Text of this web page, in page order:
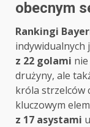
obecnym
Rankingi
indywidualnych
z 22 golami
drużyny, ale
króla strzelców
kluczowym
z 17 asystami